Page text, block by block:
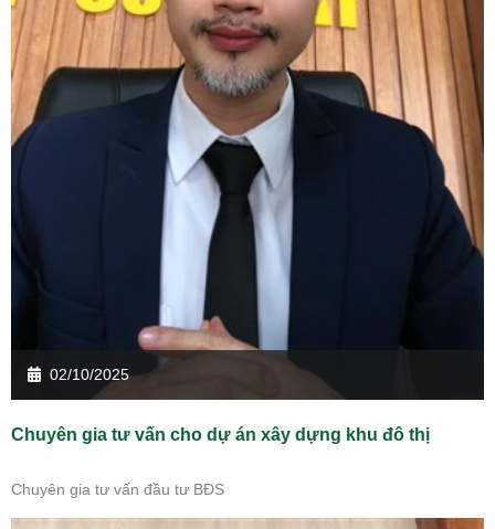
02/10/2025
Chuyên gia tư vấn cho dự án xây dựng khu đô thị
Chuyên gia tư vấn đầu tư BĐS